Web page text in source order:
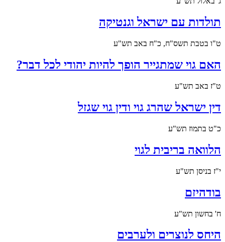
תולדות עם ישראל וגנטיקה
ט"ו בטבת תשס"ח, כ"ח באב תש"ע
האם גוי שמתגייר הופך להיות יהודי לכל דבר?
ט"ז באב תש"ע
דין ישראל שהרג גוי ודין גוי שגזל
כ"ט בתמוז תש"ע
הלוואה בריבית לגוי
י"ז בניסן תש"ע
בודהיזם
ח' בחשון תש"ע
היחס לנוצרים ולערבים